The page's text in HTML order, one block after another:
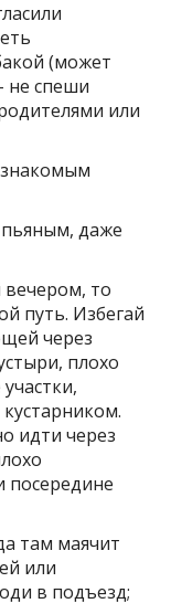
(может
не спеши
или
пьяным, даже
то
путь. Избегай
через
плохо
идти через
посередине
там маячит
или
в подъезд;